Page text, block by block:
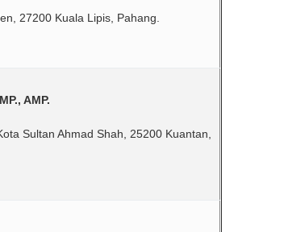
27200 Kuala Lipis, Pahang.
AMP.
Sultan Ahmad Shah, 25200 Kuantan,